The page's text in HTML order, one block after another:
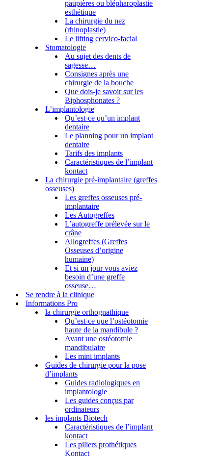
paupières ou blépharoplastie
esthétique
La chirurgie du nez
(rhinoplastie)
Le lifting cervico-facial
Stomatologie
Au sujet des dents de
sagesse…
Consignes après une
chirurgie de la bouche
Que dois-je savoir sur les
Biphosphonates ?
L’implantologie
Qu’est-ce qu’un implant
dentaire
Le planning pour un implant
dentaire
Tarifs des implants
Caractéristiques de l’implant
kontact
La chirurgie pré-implantaire (greffes
osseuses)
Les greffes osseuses pré-
implantaire
Les Autogreffes
L’autogreffe prélevée sur le
crâne
Allogreffes (Greffes
Osseuses d’origine
humaine)
Et si un jour vous aviez
besoin d’une greffe
osseuse…
Se rendre à la clinique
Informations Pro
la chirurgie orthognathique
Qu’est-ce que l’ostéotomie
haute de la mandibule ?
Avant une ostéotomie
mandibulaire
Les mini implants
Guides de chirurgie pour la pose
d’implants
Guides radiologiques en
implantologie
Les guides conçus par
ordinateurs
les implants Biotech
Caractéristiques de l’implant
kontact
Les piliers prothétiques
Kontact